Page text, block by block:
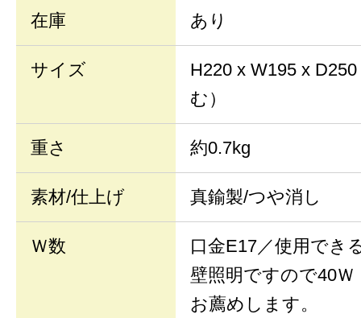
在庫 あり
サイズ
H220 x W195 x
む）
重さ 約0.7kg
素材/仕上げ 真鍮製/つや消し
Ｗ数
口金E17／使用でき
壁照明ですので40Ｗ
お薦めします。